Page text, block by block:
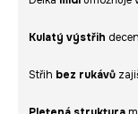
Kulatý výstřih
Střih bez rukávů